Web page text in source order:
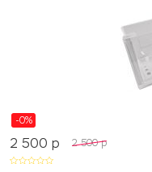
-0%
2 500 p 2 500 p